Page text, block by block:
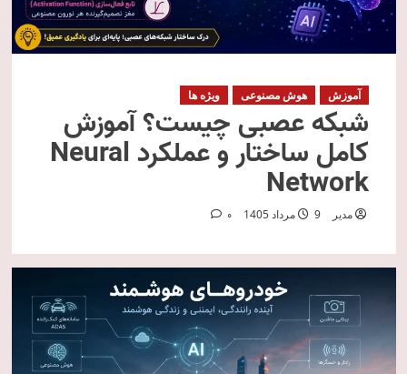
آموزش هوش مصنوعی ویژه ها
شبکه عصبی چیست؟ آموزش
کامل ساختار و عملکرد Neural
Network
مدیر 9 مرداد 1405 0